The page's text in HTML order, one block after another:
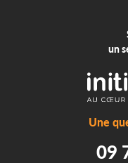
un
Une
09